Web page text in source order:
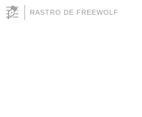
RASTRO DE FREEWOLF